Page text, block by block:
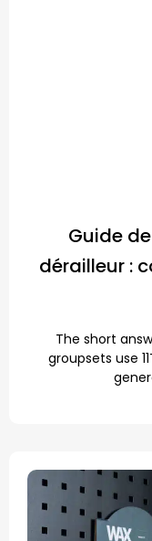
Guide
dérailleur :
The short
groupsets use